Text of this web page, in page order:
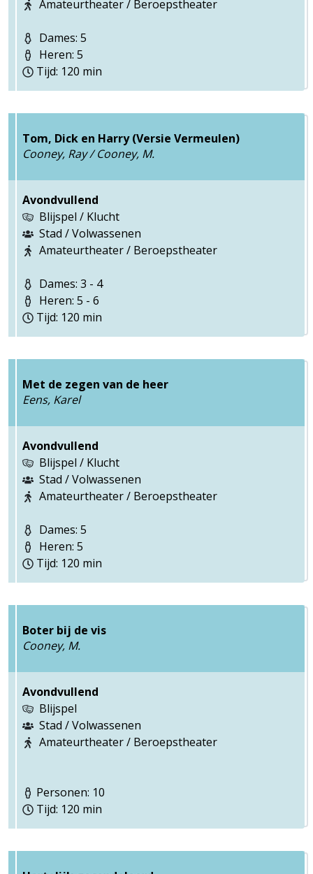
Amateurtheater / Beroepstheater
Dames: 5
Heren: 5
Tijd: 120 min
Tom, Dick en Harry (Versie Vermeulen)
Cooney, Ray / Cooney, M.
Avondvullend
Blijspel / Klucht
Stad / Volwassenen
Amateurtheater / Beroepstheater
Dames: 3 - 4
Heren: 5 - 6
Tijd: 120 min
Met de zegen van de heer
Eens, Karel
Avondvullend
Blijspel / Klucht
Stad / Volwassenen
Amateurtheater / Beroepstheater
Dames: 5
Heren: 5
Tijd: 120 min
Boter bij de vis
Cooney, M.
Avondvullend
Blijspel
Stad / Volwassenen
Amateurtheater / Beroepstheater
Personen: 10
Tijd: 120 min